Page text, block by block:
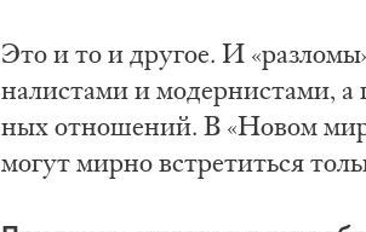
Это и то и дру­гое. И
на­ли­ста­ми и мо­дер­ни­ста­ми,
ных от­но­ше­ний. В «Но­вом
мо­гут мир­но встре­тить­ся